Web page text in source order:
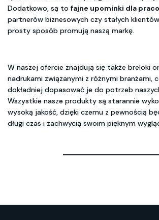
Dodatkowo, są to fajne upominki dla
partnerów biznesowych czy stałych
prosty sposób promują naszą markę.
W naszej ofercie znajdują się także breloki
nadrukami związanymi z różnymi branżami,
dokładniej dopasować je do potrzeb
Wszystkie nasze produkty są starannie
wysoką jakość, dzięki czemu z pewnością
długi czas i zachwycią swoim pięknym